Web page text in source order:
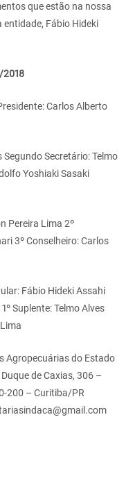
que estão na nossa
entidade, Fábio Hideki
2018
Carlos Alberto
Segundo Secretário: Telmo
Yoshiaki Sasaki
Pereira Lima 2º
3º Conselheiro: Carlos
Fábio Hideki Assahi
1º Suplente: Telmo Alves
Agropecuárias do Estado
de Caxias, 306 –
200 – Curitiba/PR